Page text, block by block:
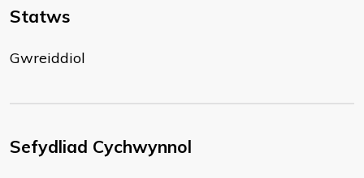
Statws
Gwreiddiol
Sefydliad Cychwynnol